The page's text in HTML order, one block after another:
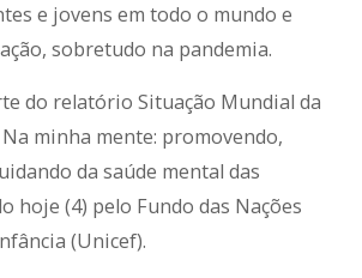
e jovens em todo o mundo e
sobretudo na pandemia.
do relatório Situação Mundial da
minha mente: promovendo,
da saúde mental das
hoje (4) pelo Fundo das Nações
(Unicef).